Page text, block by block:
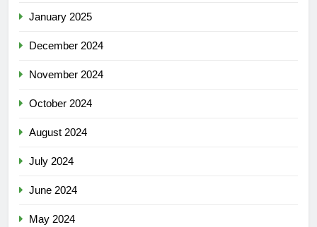
January 2025
December 2024
November 2024
October 2024
August 2024
July 2024
June 2024
May 2024